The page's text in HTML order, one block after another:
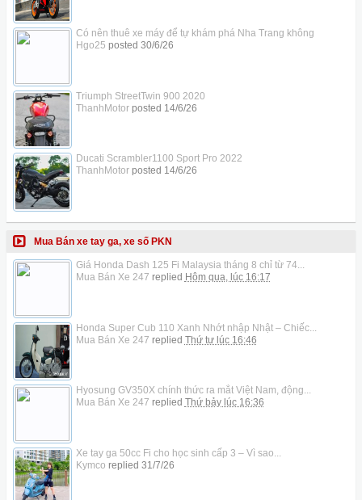
Có nên thuê xe máy để tự khám phá Nha Trang không
Hgo25 posted 30/6/26
Triumph StreetTwin 900 2020
ThanhMotorposted 14/6/26
Ducati Scrambler1100 Sport Pro 2022
ThanhMotorposted 14/6/26
Mua Bán xe tay ga, xe số PKN
Giá Honda Dash 125 Fi Malaysia tháng 8 chỉ từ 74...
Mua Bán Xe 247 replied Hôm qua, lúc 16:17
Honda Super Cub 110 Xanh Nhớt nhập Nhật – Chiếc...
Mua Bán Xe 247 replied Thứ tư lúc 16:46
Hyosung GV350X chính thức ra mắt Việt Nam, động...
Mua Bán Xe 247 replied Thứ bảy lúc 16:36
Xe tay ga 50cc Fi cho học sinh cấp 3 – Vì sao...
Kymco replied 31/7/26